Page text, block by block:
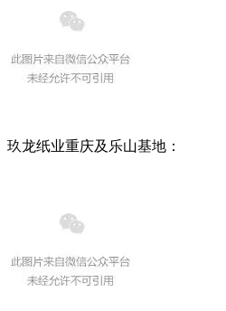
玖龙纸业重庆及乐山基地：